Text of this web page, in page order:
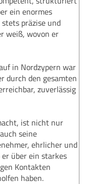
ein enormes
präzise und
weiß, wovon er
in Nordzypern war
durch den gesamten
zuverlässig
ist nicht nur
seine
ehrlicher und
über ein starkes
Kontakten
haben.